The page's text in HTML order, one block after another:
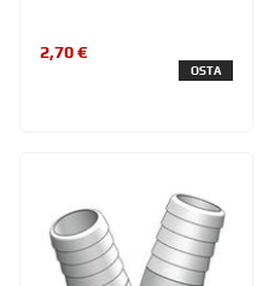
2,70 €
OSTA